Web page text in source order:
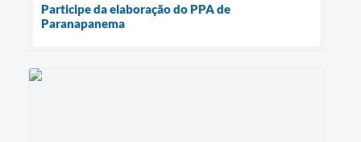
Participe da elaboração do PPA de
Paranapanema